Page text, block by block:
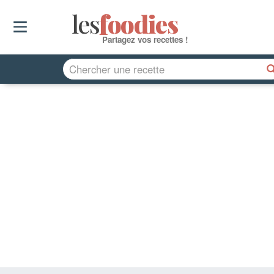
lesfoodies
Partagez vos recettes !